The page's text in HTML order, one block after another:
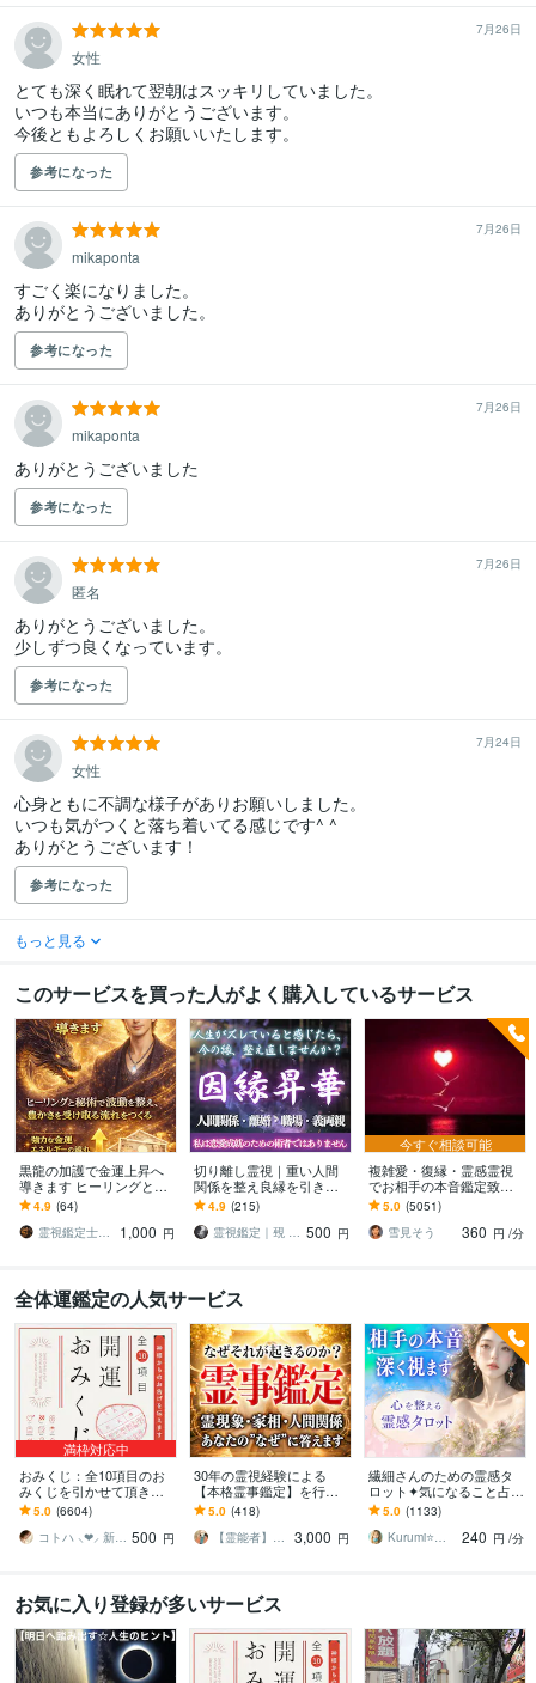
7月26日
女性
とても深く眠れて翌朝はスッキリしていました。
いつも本当にありがとうございます。
今後ともよろしくお願いいたします。
参考になった
7月26日
mikaponta
すごく楽になりました。
ありがとうございました。
参考になった
7月26日
mikaponta
ありがとうございました
参考になった
7月26日
匿名
ありがとうございました。
参考になった
7月24日
女性
心身ともに不調な様子がありお願いしました。
いつも気がつくと落ち着いてる感じです^ ^
ありがとうございます！
参考になった
もっと見る
このサービスを買った人がよく購入しているサービス
黒龍の加護で金運上昇へ
導きます ヒーリングと秘
術で波動を整え、豊かさ
を受け取る流れをつくる
4.9 (64)
霊視鑑定士 昴流PRO ※ブログ更新中
1,000 円
切り離し霊視｜重い人間
関係を整え良縁を引き寄
せます もう終わらせた
い。過去・執着・重荷を
霊視で整理し新しい一歩
4.9 (215)
霊視鑑定｜覡 Heun（ヘウン） 500 円
今すぐ相談可能
複雑愛・復縁・霊感霊視
でお相手の本音鑑定致し
ます 降りて来た言葉をそ
のままお伝えします。
5.0 (5051)
雪見そう
360 円 /分
全体運鑑定の人気サービス
満枠対応中
おみくじ：全10項目のお
みくじを引かせて頂きま
す ㊙あなた様がこの先ど
う進むかの道しるべにな
さってください！
5.0 (6604)
コトハ ⸜❤︎⸝ 新サービス提供開始✨️ 500 円
30年の霊視経験による
【本格霊事鑑定】を行い
ます 霊現象・家相・家
系・先祖・土地・人間関
係・悪縁・因縁・厄払い
5.0 (418)
【霊能者】天晴
3,000 円
繊細さんのための霊感タ
ロット✦気になること占い
ます 不安やモヤモヤを整
理し、あなたの自分軸を
整えます⭐️
5.0 (1133)
Kurumi⭐️精霊占い
240 円 /分
お気に入り登録が多いサービス